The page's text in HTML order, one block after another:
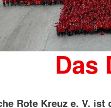
Das
Rote Kreuz e. V.